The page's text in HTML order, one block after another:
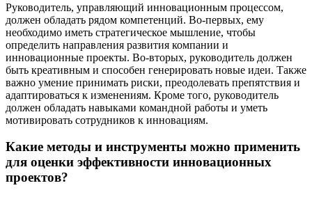
Руководитель, управляющий инновационным процессом,
должен обладать рядом компетенций. Во-первых, ему
необходимо иметь стратегическое мышление, чтобы
определить направления развития компании и
инновационные проекты. Во-вторых, руководитель должен
быть креативным и способен генерировать новые идеи. Также
важно умение принимать риски, преодолевать препятствия и
адаптироваться к изменениям. Кроме того, руководитель
должен обладать навыками командной работы и уметь
мотивировать сотрудников к инновациям.
Какие методы и инструменты можно применить
для оценки эффективности инновационных
проектов?